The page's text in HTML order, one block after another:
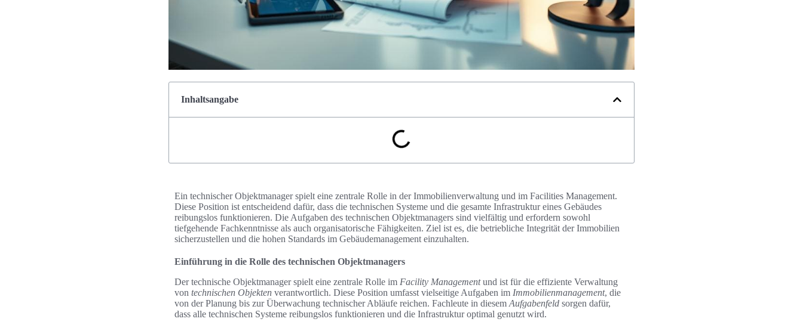
Inhaltsangabe
Ein technischer Objektmanager spielt eine zentrale Rolle in der Immobilienverwaltung und im Facilities Management.
Diese Position ist entscheidend dafür, dass die technischen Systeme und die gesamte Infrastruktur eines Gebäudes
reibungslos funktionieren. Die Aufgaben des technischen Objektmanagers sind vielfältig und erfordern sowohl
tiefgehende Fachkenntnisse als auch organisatorische Fähigkeiten. Ziel ist es, die betriebliche Integrität der Immobilien
sicherzustellen und die hohen Standards im Gebäudemanagement einzuhalten.
Einführung in die Rolle des technischen Objektmanagers
Der technische Objektmanager spielt eine zentrale Rolle im Facility Managementund ist für die effiziente Verwaltung
von technischen Objekten verantwortlich. Diese Position umfasst vielseitige Aufgaben im Immobilienmanagement, die
von der Planung bis zur Überwachung technischer Abläufe reichen. Fachleute in diesem Aufgabenfeld sorgen dafür,
dass alle technischen Systeme reibungslos funktionieren und die Infrastruktur optimal genutzt wird.